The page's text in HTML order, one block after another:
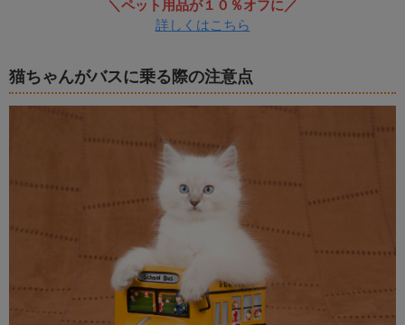
＼ペット用品が１０％オフに／
詳しくはこちら
猫ちゃんがバスに乗る際の注意点